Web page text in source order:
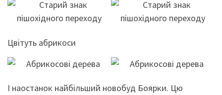
Цвітуть абрикоси
І наостанок найбільший новобуд Боярки. Цю